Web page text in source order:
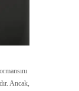
Ancak,